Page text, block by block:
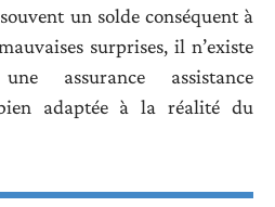
un solde conséquent à
surprises, il n’existe
assurance assistance
adaptée à la réalité du